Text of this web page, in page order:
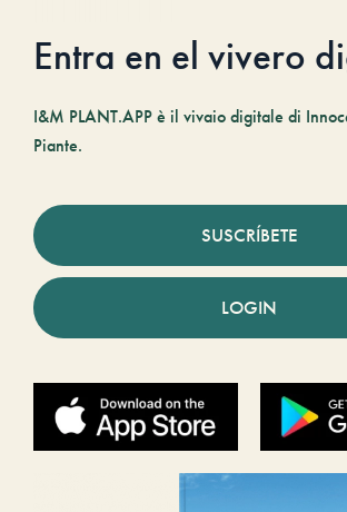
Entra en el vivero
I&M PLANT.APP è il vivaio digitale di
Piante.
SUSCRÍBETE
LOGIN